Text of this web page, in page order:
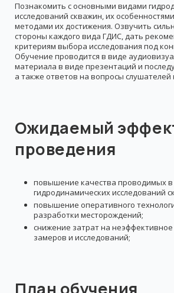
Познакомить с основными видами
исследований скважин, их
методами их достижения. Озвучить
стороны каждого вида ГДИС, дать
критериям выбора исследования под
Обучение проводится в виде
материала в виде презентаций и
а также ответов на вопросы слушателей
Ожидаемый
проведения
повышение качества проводимых
гидродинамических исследований
повышение оперативного
разработки месторождений;
снижение затрат на
замеров и исследований;
План обучения